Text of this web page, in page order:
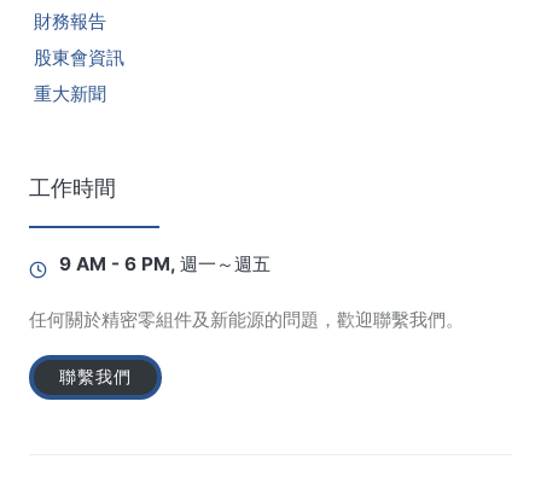
財務報告
股東會資訊
重大新聞
工作時間
9 AM - 6 PM, 週一～週五
任何關於精密零組件及新能源的問題，歡迎聯繫我們。
聯繫我們